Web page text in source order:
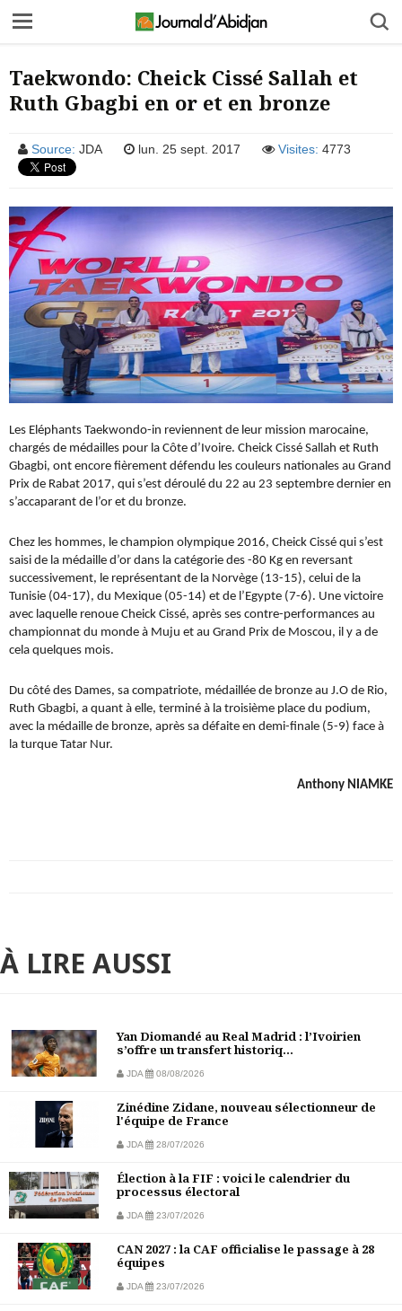
Taekwondo: Cheick Cissé Sallah et
Ruth Gbagbi en or et en bronze
Source: JDA lun. 25 sept. 2017 Visites: 4773
Les Eléphants Taekwondo-in reviennent de leur mission marocaine,
chargés de médailles pour la Côte d’Ivoire. Cheick Cissé Sallah et Ruth
Gbagbi, ont encore fièrement défendu les couleurs nationales au Grand
Prix de Rabat 2017, qui s’est déroulé du 22 au 23 septembre dernier en
s’accaparant de l’or et du bronze.
Chez les hommes, le champion olympique 2016, Cheick Cissé qui s’est
saisi de la médaille d’or dans la catégorie des -80 Kg en reversant
successivement, le représentant de la Norvège (13-15), celui de la
Tunisie (04-17), du Mexique (05-14) et de l’Egypte (7-6). Une victoire
avec laquelle renoue Cheick Cissé, après ses contre-performances au
championnat du monde à Muju et au Grand Prix de Moscou, il y a de
cela quelques mois.
Du côté des Dames, sa compatriote, médaillée de bronze au J.O de Rio,
Ruth Gbagbi, a quant à elle, terminé à la troisième place du podium,
avec la médaille de bronze, après sa défaite en demi-finale (5-9) face à
la turque Tatar Nur.
Anthony NIAMKE
À LIRE AUSSI
Yan Diomandé au Real Madrid : l’Ivoirien
s’offre un transfert historiq...
JDA 08/08/2026
Zinédine Zidane, nouveau sélectionneur de
l'équipe de France
JDA 28/07/2026
Élection à la FIF : voici le calendrier du
processus électoral
JDA 23/07/2026
CAN 2027 : la CAF officialise le passage à 28
équipes
JDA 23/07/2026